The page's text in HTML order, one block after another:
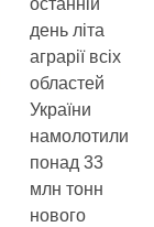
останній
день літа
аграрії всіх
областей
України
намолотили
понад 33
млн тонн
нового